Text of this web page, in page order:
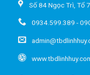
Số 84 Ngọc Trì, Tổ
0934.599.389 -